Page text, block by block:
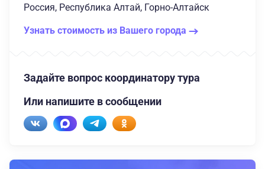
Россия, Республика Алтай, Горно-Алтайск
Узнать стоимость из Вашего города
Задайте вопрос координатору тура
Или напишите в сообщении